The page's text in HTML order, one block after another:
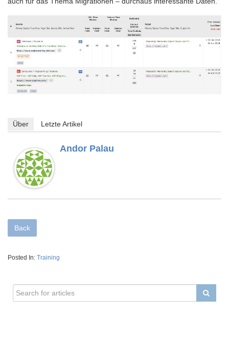
Über Letzte Artikel
Andor Palau
Back
Posted In: Training